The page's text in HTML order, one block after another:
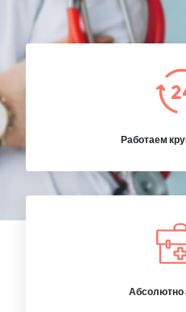
Работаем
Абсолютно